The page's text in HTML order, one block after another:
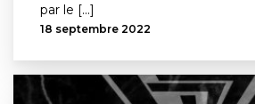
par le [...]
18 septembre 2022